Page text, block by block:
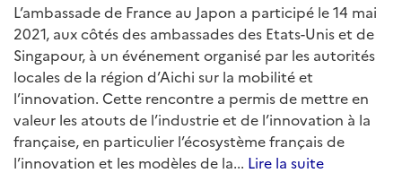
L’ambassade de France au Japon a participé le 14 mai
2021, aux côtés des ambassades des Etats-Unis et de
Singapour, à un événement organisé par les autorités
locales de la région d’Aichi sur la mobilité et
l’innovation. Cette rencontre a permis de mettre en
valeur les atouts de l’industrie et de l’innovation à la
française, en particulier l’écosystème français de
l’innovation et les modèles de la... Lire la suite